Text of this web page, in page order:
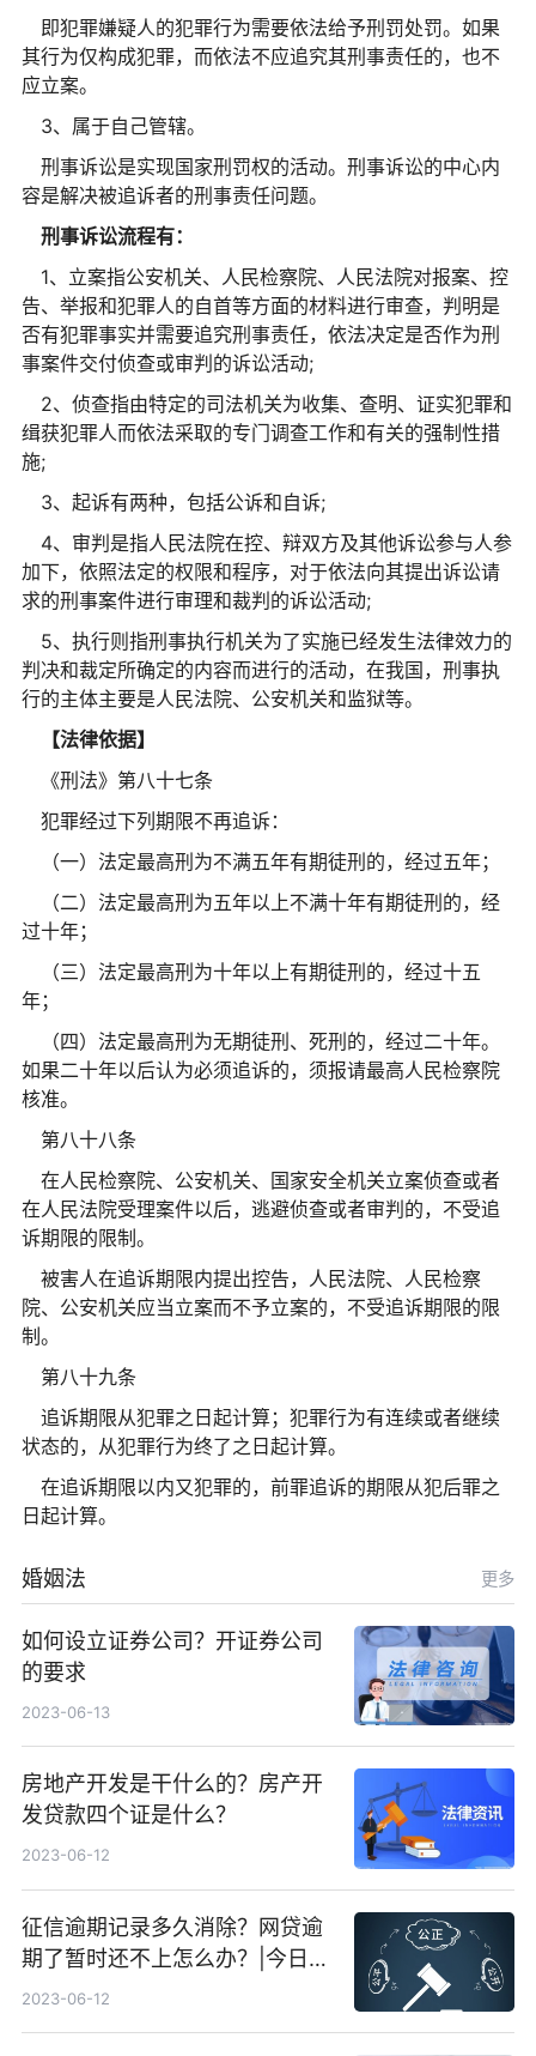
即犯罪嫌疑人的犯罪行为需要依法给予刑罚处罚。如果
其行为仅构成犯罪，而依法不应追究其刑事责任的，也不
应立案。
3、属于自己管辖。
刑事诉讼是实现国家刑罚权的活动。刑事诉讼的中心内
容是解决被追诉者的刑事责任问题。
刑事诉讼流程有：
1、立案指公安机关、人民检察院、人民法院对报案、控
告、举报和犯罪人的自首等方面的材料进行审查，判明是
否有犯罪事实并需要追究刑事责任，依法决定是否作为刑
事案件交付侦查或审判的诉讼活动;
2、侦查指由特定的司法机关为收集、查明、证实犯罪和
缉获犯罪人而依法采取的专门调查工作和有关的强制性措
施;
3、起诉有两种，包括公诉和自诉;
4、审判是指人民法院在控、辩双方及其他诉讼参与人参
加下，依照法定的权限和程序，对于依法向其提出诉讼请
求的刑事案件进行审理和裁判的诉讼活动;
5、执行则指刑事执行机关为了实施已经发生法律效力的
判决和裁定所确定的内容而进行的活动，在我国，刑事执
行的主体主要是人民法院、公安机关和监狱等。
【法律依据】
《刑法》第八十七条
犯罪经过下列期限不再追诉：
（一）法定最高刑为不满五年有期徒刑的，经过五年；
（二）法定最高刑为五年以上不满十年有期徒刑的，经
过十年；
（三）法定最高刑为十年以上有期徒刑的，经过十五
年；
（四）法定最高刑为无期徒刑、死刑的，经过二十年。
如果二十年以后认为必须追诉的，须报请最高人民检察院
核准。
第八十八条
在人民检察院、公安机关、国家安全机关立案侦查或者
在人民法院受理案件以后，逃避侦查或者审判的，不受追
诉期限的限制。
被害人在追诉期限内提出控告，人民法院、人民检察
院、公安机关应当立案而不予立案的，不受追诉期限的限
制。
第八十九条
追诉期限从犯罪之日起计算；犯罪行为有连续或者继续
状态的，从犯罪行为终了之日起计算。
在追诉期限以内又犯罪的，前罪追诉的期限从犯后罪之
日起计算。
婚姻法 更多
如何设立证券公司？开证券公司
的要求
2023-06-13
房地产开发是干什么的？房产开
发贷款四个证是什么？
2023-06-12
征信逾期记录多久消除？网贷逾
期了暂时还不上怎么办？|今日快
看
2023-06-12